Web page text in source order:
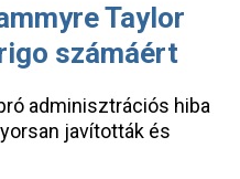
Taylor
számáért
adminisztrációs hiba
javították és